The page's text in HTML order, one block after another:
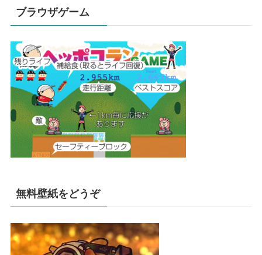
ブラウザゲーム
無料壁紙をどうぞ